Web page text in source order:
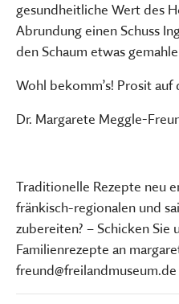
gesundheitliche Wert des
Abrundung einen Schuss
den Schaum etwas
Wohl bekomm’s! Prosit auf
Dr. Margarete Meggle-
Traditionelle Rezepte neu
fränkisch-regionalen und
zubereiten? – Schicken Sie
Familienrezepte an
freund@freilandmuseum.de